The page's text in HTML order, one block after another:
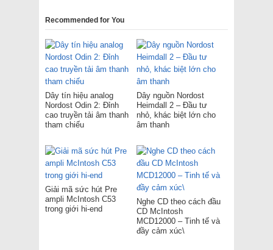
Recommended for You
Dây tín hiệu analog
Nordost Odin 2: Đỉnh
cao truyền tải âm thanh
tham chiếu
Dây nguồn Nordost
Heimdall 2 – Đầu tư
nhỏ, khác biệt lớn cho
âm thanh
Giải mã sức hút Pre
ampli McIntosh C53
trong giới hi-end
Nghe CD theo cách đầu
CD McIntosh
MCD12000 – Tinh tế và
đầy cảm xúc\